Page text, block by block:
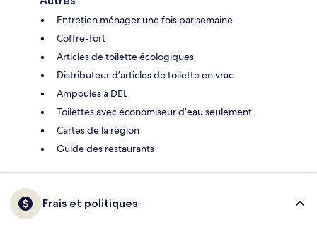
Entretien ménager une fois par semaine
Coffre-fort
Articles de toilette écologiques
Distributeur d’articles de toilette en vrac
Ampoules à DEL
Toilettes avec économiseur d’eau seulement
Cartes de la région
Guide des restaurants
Frais et politiques